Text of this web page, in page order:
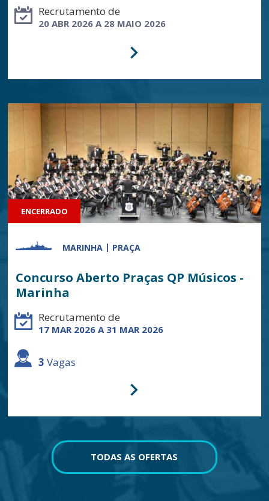
Recrutamento de
20 ABR 2026 A 28 MAIO 2026
MARINHA PRAÇA
Concurso Aberto Praças QP Músicos -
Marinha
Recrutamento de
17 MAR 2026 A 31 MAR 2026
3 Vagas
ENCERRADO
TODAS AS OFERTAS